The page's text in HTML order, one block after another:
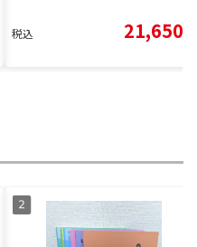
税込 21,650